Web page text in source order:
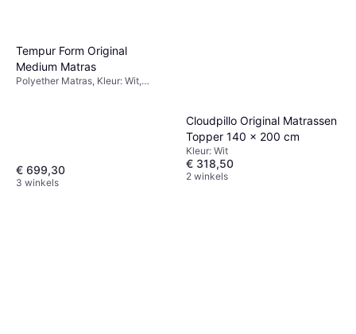
Tempur Form Original
Medium Matras
Polyether Matras, Kleur: Wit,
€ 699,30
3 winkels
Cloudpillo Original Matrassen
Topper 140 x 200 cm
Kleur: Wit
€ 318,50
2 winkels